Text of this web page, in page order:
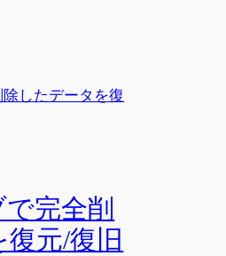
完全削
元/復旧